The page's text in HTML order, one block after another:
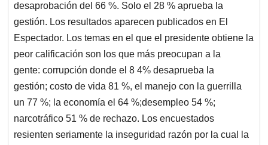
desaprobación del 66 %. Solo el 28 % aprueba la
gestión. Los resultados aparecen publicados en El
Espectador. Los temas en el que el presidente obtiene la
peor calificación son los que más preocupan a la
gente: corrupción donde el 8 4% desaprueba la
gestión; costo de vida 81 %, el manejo con la guerrilla
un 77 %; la economía el 64 %;desempleo 54 %;
narcotráfico 51 % de rechazo. Los encuestados
resienten seriamente la inseguridad razón por la cual la